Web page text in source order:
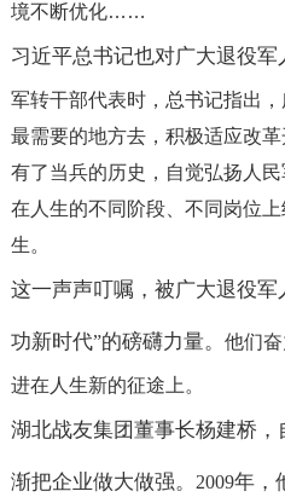
境不断优化……
习近平总书记也对广大退役军
军转干部代表时，总书记指出
最需要的地方去，积极适应改
有了当兵的历史，自觉弘扬人
在人生的不同阶段、不同岗位
生。
这一声声叮嘱，被广大退役军
功新时代”的磅礴力量。 他们
进在人生新的征途上。
湖北战友集团董事长杨建桥
渐把企业做大做强。 2009年，